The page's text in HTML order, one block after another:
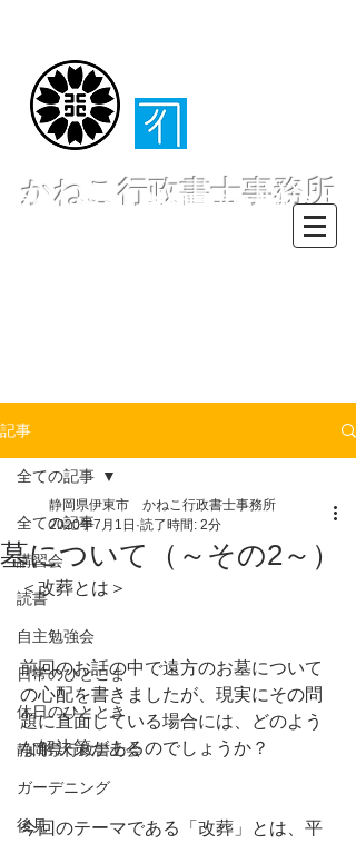
かねこ行政書士事務所
〒413-0234 静岡県伊東市池６２
記事
全ての記事
講習会
読書
自主勉強会
日常のひとこま
休日のひととき
静岡県行政書士会
ガーデニング
後見
全ての記事
墓について（～その2～）
静岡県伊東市 かねこ行政書士事務所
2020年7月1日 読了時間: 2分
＜改葬とは＞
前回のお話の中で遠方のお墓について
の心配を書きましたが、現実にその問
題に直面している場合には、どのよう
な解決策があるのでしょうか？
今回のテーマである「改葬」とは、平